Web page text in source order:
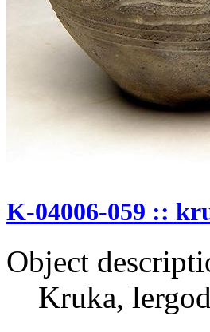
K-04006-059 ::
Object
Kruka,